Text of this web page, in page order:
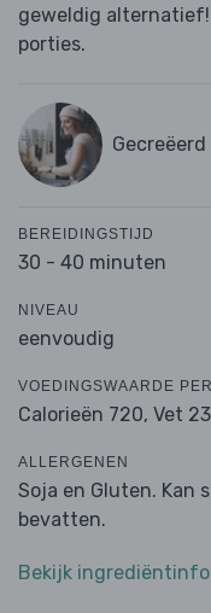
geweldig
porties.
Gecreëerd
BEREIDINGSTIJD
30 - 40 minuten
NIVEAU
eenvoudig
VOEDINGSWAARDE
Calorieën 720, Vet
ALLERGENEN
Soja en Gluten. Kan
bevatten.
Bekijk